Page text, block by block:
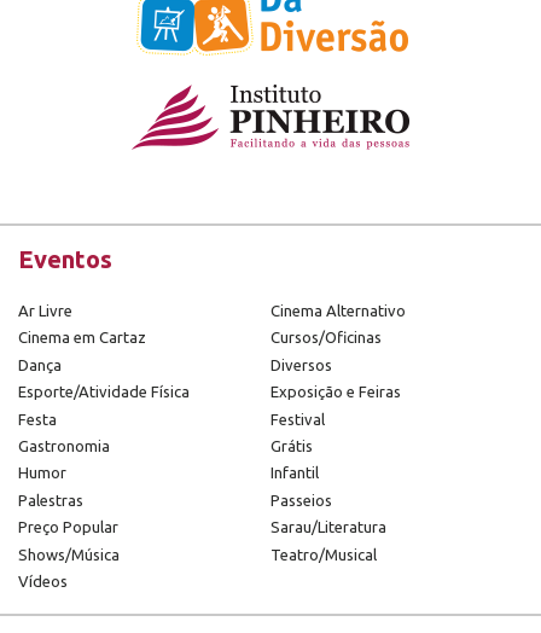
Eventos
Ar Livre
Cinema Alternativo
Cinema em Cartaz
Cursos/Oficinas
Dança
Diversos
Esporte/Atividade Física
Exposição e Feiras
Festa
Festival
Gastronomia
Grátis
Humor
Infantil
Palestras
Passeios
Preço Popular
Sarau/Literatura
Shows/Música
Teatro/Musical
Vídeos